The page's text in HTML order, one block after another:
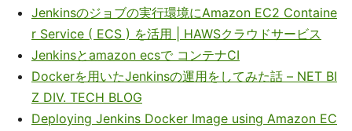
Jenkinsのジョブの実行環境にAmazon EC2 Containe
r Service ( ECS ) を活用 | HAWSクラウドサービス
Jenkinsとamazon ecsで コンテナCI
Dockerを用いたJenkinsの運用をしてみた話 – NET BI
Z DIV. TECH BLOG
Deploying Jenkins Docker Image using Amazon EC